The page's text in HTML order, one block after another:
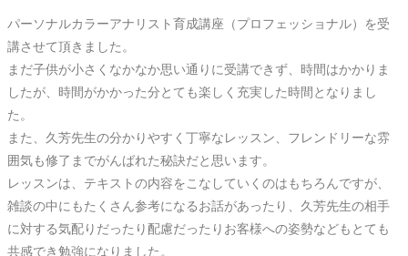
パーソナルカラーアナリスト育成講座（プロフェッショナル）を受
講させて頂きました。
まだ子供が小さくなかなか思い通りに受講できず、時間はかかりま
したが、時間がかかった分とても楽しく充実した時間となりまし
た。
また、久芳先生の分かりやすく丁寧なレッスン、フレンドリーな雰
囲気も修了までがんばれた秘訣だと思います。
レッスンは、テキストの内容をこなしていくのはもちろんですが、
雑談の中にもたくさん参考になるお話があったり、久芳先生の相手
に対する気配りだったり配慮だったりお客様への姿勢などもとても
共感でき勉強になりました。